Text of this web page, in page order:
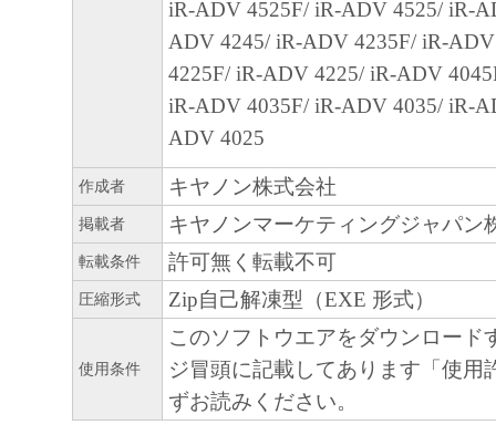
227.7202-4 (June 1995), all U.S. Government
acquire the SOFTWARE with only those rights
The manufacturer is Canon Inc./30-2,
Ohta-ku, Tokyo 146-8501, Japan.
10. SEVERABILITY
In the event that any section hereof is declared
illegal by any court or tribunal of competent
section shall be null and void with respect to
that court or tribunal and all the remaining
remain in full force and effect.
11. ACKNOWLEDGEMENT
BY CLICKING THE BUTTON INDICATING
ACCEPTANCE AS STATED BELOW OR
iR-ADV 4525F/ iR-ADV 4525/ iR-
ADV 4245/ iR-ADV 4235F/ iR-
4225F/ iR-ADV 4225/ iR-ADV
iR-ADV 4035F/ iR-ADV 4035/ iR-
ADV 4025
作成者 キヤノン株式会社
掲載者 キヤノンマーケティングジャパン
転載条件 許可無く転載不可
圧縮形式 Zip自己解凍型（EXE 形式）
使用条件
このソフトウエアをダウンロード
ジ冒頭に記載してあります「使用
ずお読みください。